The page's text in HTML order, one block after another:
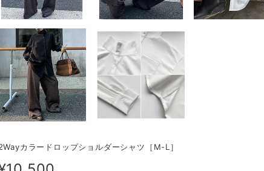
カラードロップショルダーシャツ［M-L］